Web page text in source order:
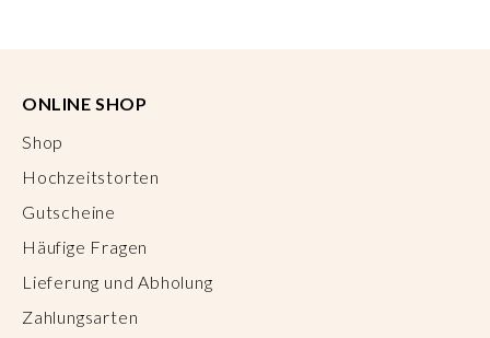
ONLINE SHOP
Shop
Hochzeitstorten
Gutscheine
Häufige Fragen
Lieferung und Abholung
Zahlungsarten